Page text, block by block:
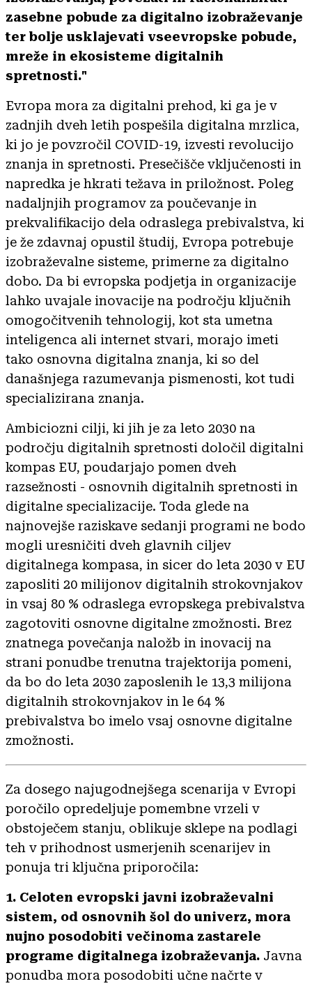
zasebne pobude za digitalno izobraževanje
ter bolje usklajevati vseevropske pobude,
mreže in ekosisteme digitalnih
spretnosti."
Evropa mora za digitalni prehod, ki ga je v
zadnjih dveh letih pospešila digitalna mrzlica,
ki jo je povzročil COVID-19, izvesti revolucijo
znanja in spretnosti. Presečišče vključenosti in
napredka je hkrati težava in priložnost. Poleg
nadaljnjih programov za poučevanje in
prekvalifikacijo dela odraslega prebivalstva, ki
je že zdavnaj opustil študij, Evropa potrebuje
izobraževalne sisteme, primerne za digitalno
dobo. Da bi evropska podjetja in organizacije
lahko uvajale inovacije na področju ključnih
omogočitvenih tehnologij, kot sta umetna
inteligenca ali internet stvari, morajo imeti
tako osnovna digitalna znanja, ki so del
današnjega razumevanja pismenosti, kot tudi
specializirana znanja.
Ambiciozni cilji, ki jih je za leto 2030 na
področju digitalnih spretnosti določil digitalni
kompas EU, poudarjajo pomen dveh
razsežnosti - osnovnih digitalnih spretnosti in
digitalne specializacije. Toda glede na
najnovejše raziskave sedanji programi ne bodo
mogli uresničiti dveh glavnih ciljev
digitalnega kompasa, in sicer do leta 2030 v EU
zaposliti 20 milijonov digitalnih strokovnjakov
in vsaj 80 % odraslega evropskega prebivalstva
zagotoviti osnovne digitalne zmožnosti. Brez
znatnega povečanja naložb in inovacij na
strani ponudbe trenutna trajektorija pomeni,
da bo do leta 2030 zaposlenih le 13,3 milijona
digitalnih strokovnjakov in le 64 %
prebivalstva bo imelo vsaj osnovne digitalne
zmožnosti.
Za dosego najugodnejšega scenarija v Evropi
poročilo opredeljuje pomembne vrzeli v
obstoječem stanju, oblikuje sklepe na podlagi
teh v prihodnost usmerjenih scenarijev in
ponuja tri ključna priporočila:
1. Celoten evropski javni izobraževalni
sistem, od osnovnih šol do univerz, mora
nujno posodobiti večinoma zastarele
programe digitalnega izobraževanja. Javna
ponudba mora posodobiti učne načrte v